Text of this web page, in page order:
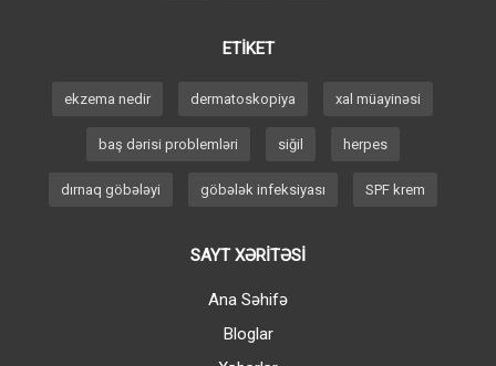
ETİKET
ekzema nedir dermatoskopiya xal müayinəsi
baş dərisi problemləri siğil herpes
dırnaq göbələyi göbələk infeksiyası SPF krem
SAYT XƏRİTƏSİ
Ana Səhifə
Bloglar